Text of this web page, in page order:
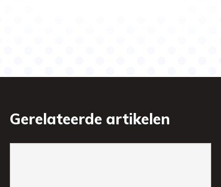
Gerelateerde artikelen